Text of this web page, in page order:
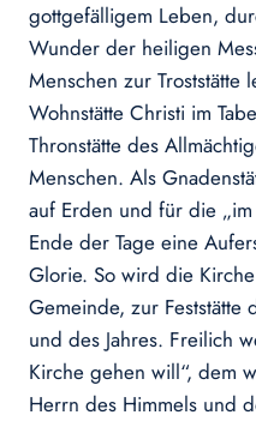
gottgefälligem Leben,
Wunder der heiligen
Menschen zur
Wohnstätte Christi im
Thronstätte des
Menschen. Als
auf Erden und für die
Ende der Tage eine
Glorie. So wird die
Gemeinde, zur Feststätte
und des Jahres. Freilich
Kirche gehen will“, dem
Herrn des Himmels und